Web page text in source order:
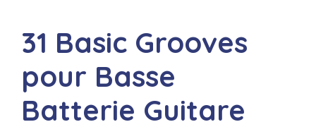
31 Basic Grooves
pour Basse
Batterie Guitare